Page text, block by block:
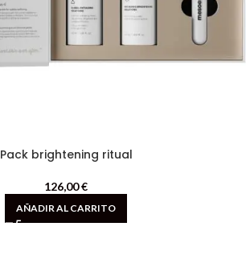
Pack brightening ritual
126,00€
AÑADIR AL CARRITO